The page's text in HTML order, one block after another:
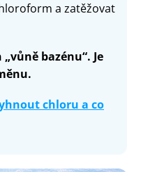
a zatěžovat
bazénu“. Je
chloru a co